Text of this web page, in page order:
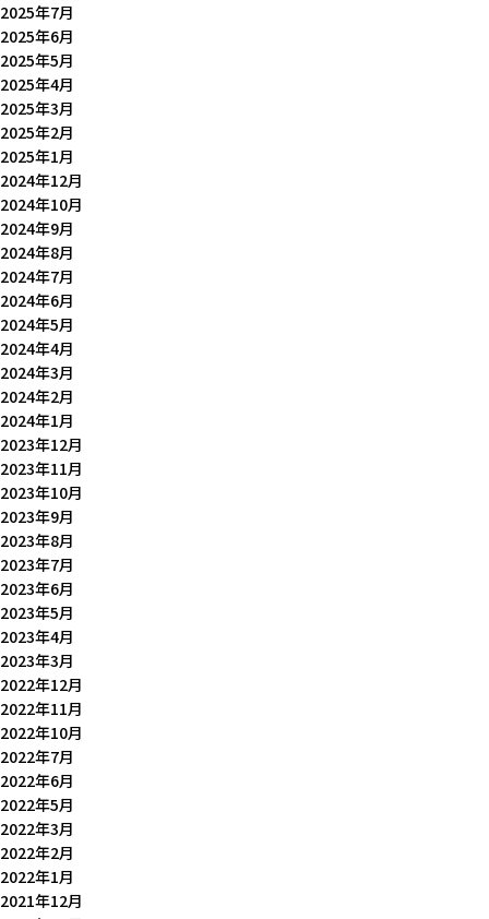
2025年7月
2025年6月
2025年5月
2025年4月
2025年3月
2025年2月
2025年1月
2024年12月
2024年10月
2024年9月
2024年8月
2024年7月
2024年6月
2024年5月
2024年4月
2024年3月
2024年2月
2024年1月
2023年12月
2023年11月
2023年10月
2023年9月
2023年8月
2023年7月
2023年6月
2023年5月
2023年4月
2023年3月
2022年12月
2022年11月
2022年10月
2022年7月
2022年6月
2022年5月
2022年3月
2022年2月
2022年1月
2021年12月